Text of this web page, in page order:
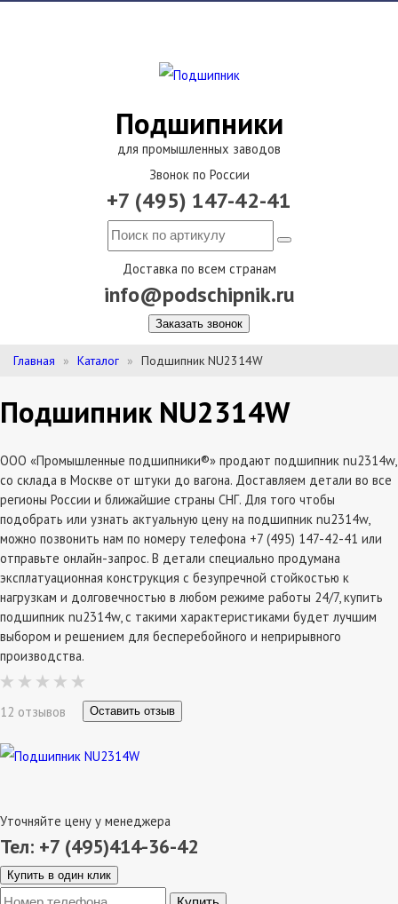
Подшипники
для промышленных заводов
Звонок по России
+7 (495) 147-42-41
Доставка по всем странам
info@podschipnik.ru
Заказать звонок
Главная Каталог Подшипник NU2314W
Подшипник NU2314W
ООО «Промышленные подшипники®» продают подшипник nu2314w,
со склада в Москве от штуки до вагона. Доставляем детали во все
регионы России и ближайшие страны СНГ. Для того чтобы
подобрать или узнать актуальную цену на подшипник nu2314w,
можно позвонить нам по номеру телефона +7 (495) 147-42-41 или
отправьте онлайн-запрос. В детали специально продумана
эксплатуационная конструкция с безупречной стойкостью к
нагрузкам и долговечностью в любом режиме работы 24/7, купить
подшипник nu2314w, с такими характеристиками будет лучшим
выбором и решением для бесперебойного и неприрывного
производства.
12 отзывов Оставить отзыв
Уточняйте цену у менеджера
Тел: +7 (495)414-36-42
Купить в один клик